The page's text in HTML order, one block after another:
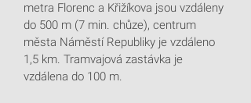
metra Florenc a Křižíkova jsou vzdáleny
do 500 m (7 min. chůze), centrum
města Náměstí Republiky je vzdáleno
1,5 km. Tramvajová zastávka je
vzdálena do 100 m.